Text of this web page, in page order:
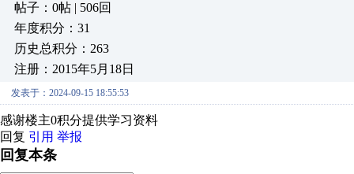
帖子：0帖 | 506回
年度积分：31
历史总积分：263
注册：2015年5月18日
发表于：2024-09-15 18:55:53
感谢楼主0积分提供学习资料
回复 引用 举报
回复本条